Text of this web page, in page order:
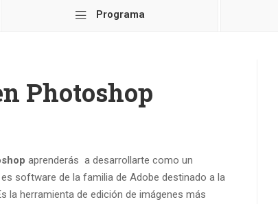
Programa
Photoshop
aprenderás a desarrollarte como un
software de la familia de Adobe destinado a la
la herramienta de edición de imágenes más